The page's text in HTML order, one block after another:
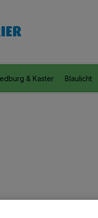
& Kaster Blaulicht